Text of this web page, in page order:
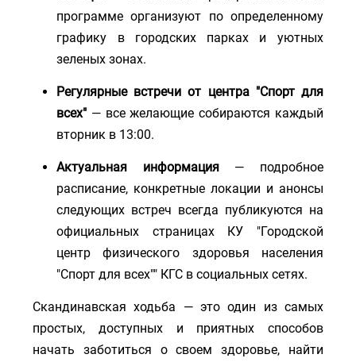
программе организуют по определенному
графику в городских парках и уютных
зеленых зонах.
Регулярные встречи от центра "Спорт для
всех" — все желающие собираются каждый
вторник в 13:00.
Актуальная информация— подробное
расписание, конкретные локации и анонсы
следующих встреч всегда публикуются на
официальных страницах КУ "Городской
центр физического здоровья населения
"Спорт для всех"" КГС в социальных сетях.
Скандинавская ходьба — это один из самых
простых, доступных и приятных способов
начать заботиться о своем здоровье, найти